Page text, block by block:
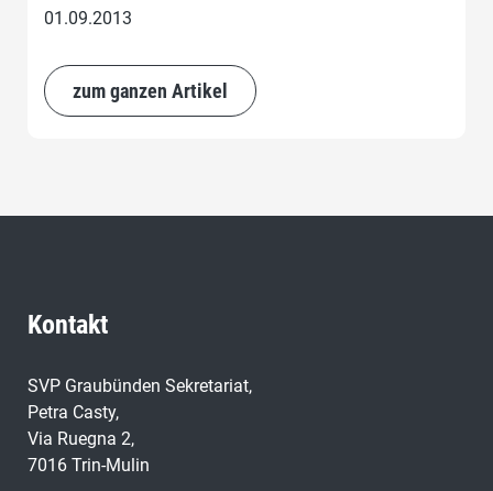
01.09.2013
zum ganzen Artikel
Kontakt
SVP Graubünden Sekretariat,
Petra Casty,
Via Ruegna 2,
7016 Trin-Mulin